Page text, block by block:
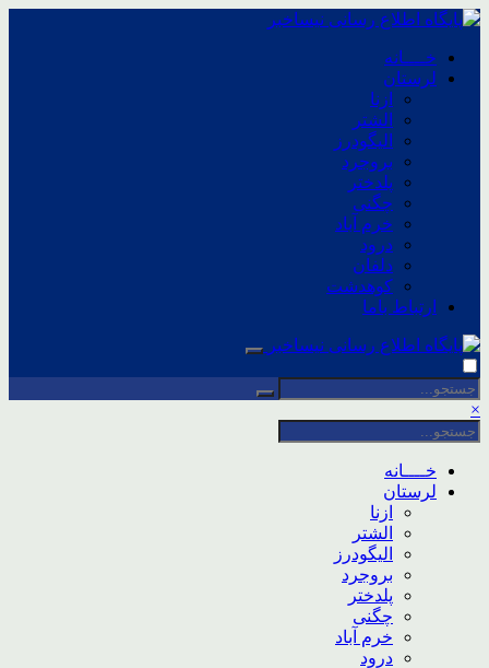
خــــانه
لرستان
ازنا
الشتر
الیگودرز
بروجرد
پلدختر
چگنی
خرم آباد
درود
دلفان
کوهدشت
ارتباط باما
×
خــــانه
لرستان
ازنا
الشتر
الیگودرز
بروجرد
پلدختر
چگنی
خرم آباد
درود